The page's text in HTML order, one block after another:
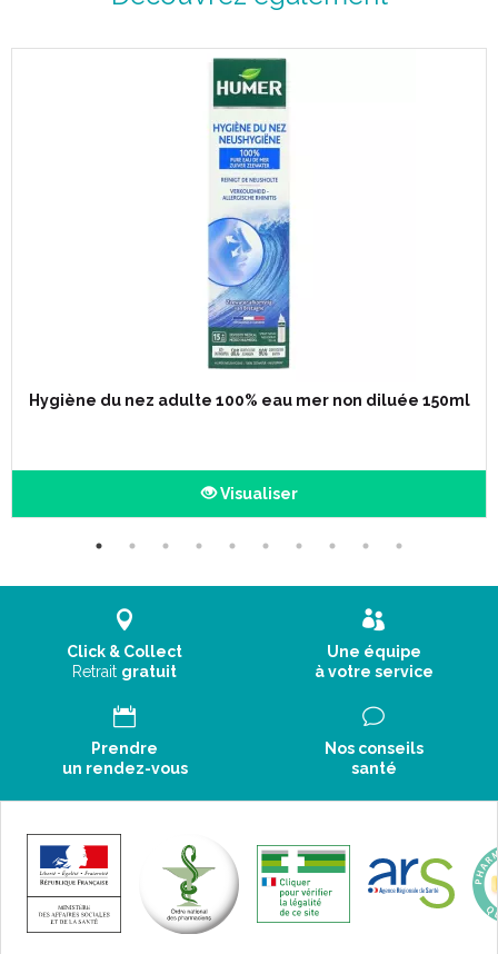
Hygiène du nez adulte 100% eau mer non diluée 150ml
Visualiser
Click & Collect
Retrait gratuit
Une équipe
à votre service
Prendre
un rendez-vous
Nos conseils
santé